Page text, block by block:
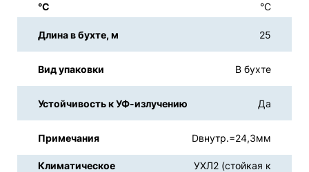
°С
°С
Длина в бухте, м 25
Вид упаковки В бухте
Устойчивость к УФ-излучению Да
Примечания Dвнутр.=24,3мм
Климатическое
УХЛ2 (стойкая к